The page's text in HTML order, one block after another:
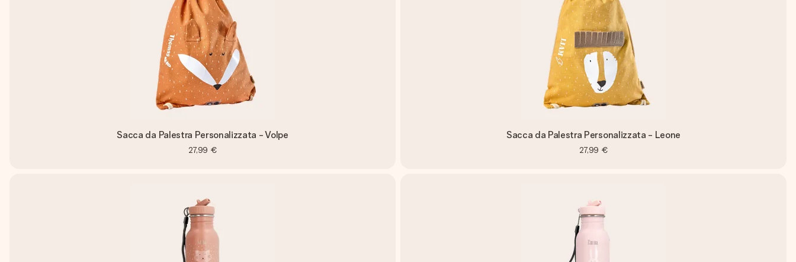
Sacca da Palestra Personalizzata - Volpe
27,99 €
Sacca da Palestra Personalizzata - Leone
27,99 €